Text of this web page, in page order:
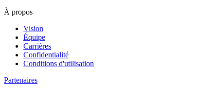
À propos
Vision
Équipe
Carrières
Confidentialité
Conditions d'utilisation
Partenaires